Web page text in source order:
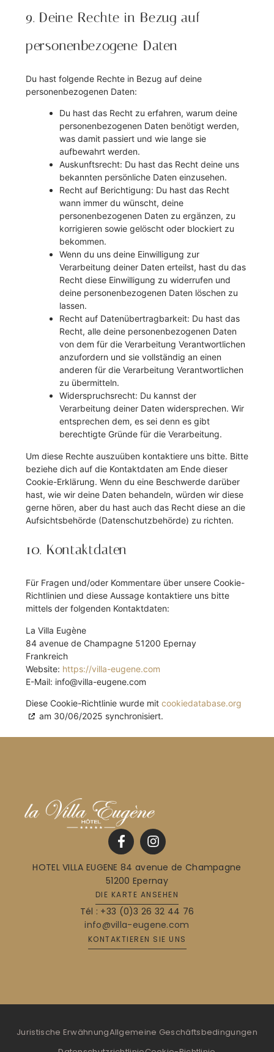
9. Deine Rechte in Bezug auf
personenbezogene Daten
Du hast folgende Rechte in Bezug auf deine
personenbezogenen Daten:
Du hast das Recht zu erfahren, warum deine
personenbezogenen Daten benötigt werden,
was damit passiert und wie lange sie
aufbewahrt werden.
Auskunftsrecht: Du hast das Recht deine uns
bekannten persönliche Daten einzusehen.
Recht auf Berichtigung: Du hast das Recht
wann immer du wünscht, deine
personenbezogenen Daten zu ergänzen, zu
korrigieren sowie gelöscht oder blockiert zu
bekommen.
Wenn du uns deine Einwilligung zur
Verarbeitung deiner Daten erteilst, hast du das
Recht diese Einwilligung zu widerrufen und
deine personenbezogenen Daten löschen zu
lassen.
Recht auf Datenübertragbarkeit: Du hast das
Recht, alle deine personenbezogenen Daten
von dem für die Verarbeitung Verantwortlichen
anzufordern und sie vollständig an einen
anderen für die Verarbeitung Verantwortlichen
zu übermitteln.
Widerspruchsrecht: Du kannst der
Verarbeitung deiner Daten widersprechen. Wir
entsprechen dem, es sei denn es gibt
berechtigte Gründe für die Verarbeitung.
Um diese Rechte auszuüben kontaktiere uns bitte. Bitte
beziehe dich auf die Kontaktdaten am Ende dieser
Cookie-Erklärung. Wenn du eine Beschwerde darüber
hast, wie wir deine Daten behandeln, würden wir diese
gerne hören, aber du hast auch das Recht diese an die
Aufsichtsbehörde (Datenschutzbehörde) zu richten.
10. Kontaktdaten
Für Fragen und/oder Kommentare über unsere Cookie-
Richtlinien und diese Aussage kontaktiere uns bitte
mittels der folgenden Kontaktdaten:
La Villa Eugène
84 avenue de Champagne 51200 Epernay
Frankreich
Website: https://villa-eugene.com
E-Mail: info@villa-eugene.com
Diese Cookie-Richtlinie wurde mit cookiedatabase.org
am 30/06/2025 synchronisiert.
HOTEL VILLA EUGENE 84 avenue de Champagne
51200 Epernay
DIE KARTE ANSEHEN
Tél : +33 (0)3 26 32 44 76
info@villa-eugene.com
KONTAKTIEREN SIE UNS
Juristische ErwähnungAllgemeine Geschäftsbedingungen